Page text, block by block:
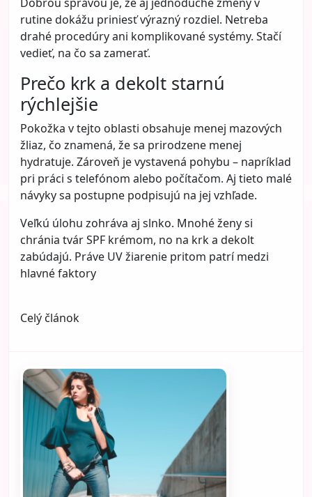
Znamená väčší rešpekt k sebe, k svojmu štýlu, k
svojmu rozpočtu aj k samotnému oblečeniu.
Čo je udržateľná móda v
bežnom živote
Udržateľná móda sa veľmi často vysvetľuje zložito,
no v skutočnosti sa dá pochopiť jednoducho. Je to
spôsob obliekania a nakupovania, pri ktorom žena
kupuje menej vecí, ale vyberá si ich kvalitnejšie a
nosí ich dlhšie. Namiesto naháňania neustálych
novi
Celý článok
Hydratácia vs. výživa: Kedy vaša
pleť potrebuje vodu a kedy olej?
Kategória:Krása